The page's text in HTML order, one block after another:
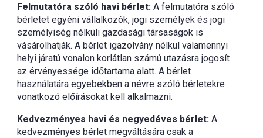
Felmutatóra szóló havi bérlet: A felmutatóra szóló
bérletet egyéni vállalkozók, jogi személyek és jogi
személyiség nélküli gazdasági társaságok is
vásárolhatják. A bérlet igazolvány nélkül valamennyi
helyi járatú vonalon korlátlan számú utazásra jogosít
az érvényessége időtartama alatt. A bérlet
használatára egyebekben a névre szóló bérletekre
vonatkozó előírásokat kell alkalmazni.
Kedvezményes havi és negyedéves bérlet: A
kedvezményes bérlet megváltására csak a